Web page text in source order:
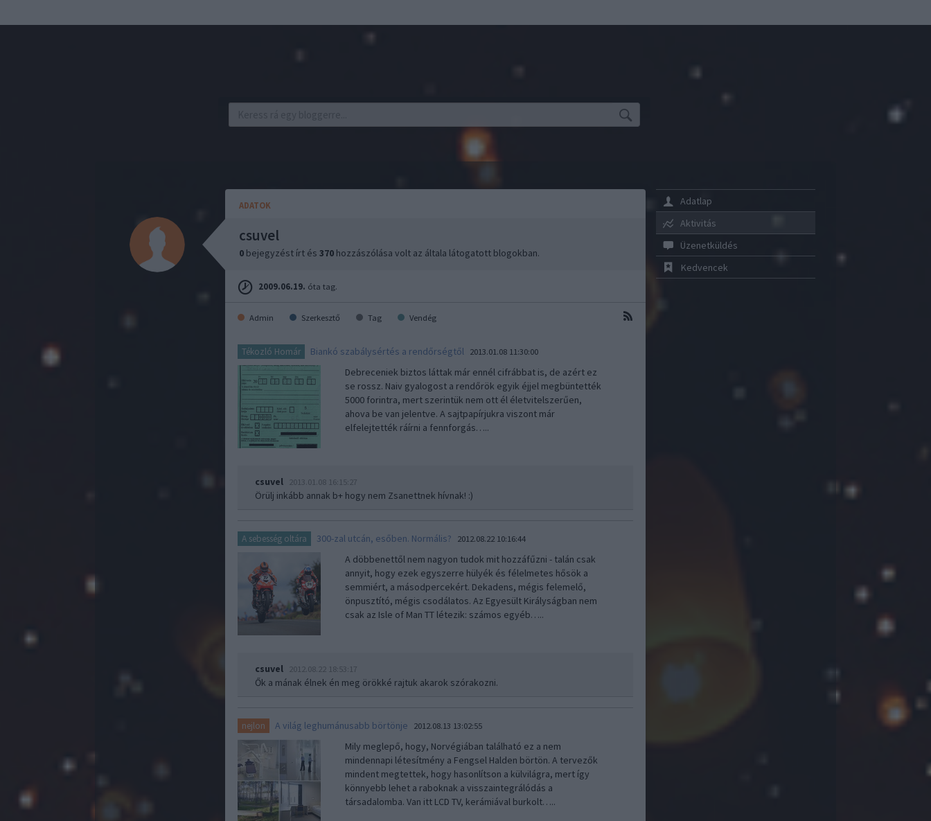
ADATOK
csuvel
0 bejegyzést írt és370 hozzászólása volt az általa látogatott blogokban.
2009.06.19. óta tag.
Admin Szerkesztő Tag Vendég
Tékozló Homár Biankó szabálysértés a rendőrségtől 2013.01.08 11:30:00
Debreceniek biztos láttak már ennél cifrábbat is, de azért ez
se rossz. Naiv gyalogost a rendőrök egyik éjjel megbüntették
5000 forintra, mert szerintük nem ott él életvitelszerűen,
ahova be van jelentve. A sajtpapírjukra viszont már
elfelejtették ráírni a fennforgás…..
csuvel 2013.01.08 16:15:27
Örülj inkább annak b+ hogy nem Zsanettnek hívnak! :)
A sebesség oltára 300-zal utcán, esőben. Normális? 2012.08.22 10:16:44
A döbbenettől nem nagyon tudok mit hozzáfűzni - talán csak
annyit, hogy ezek egyszerre hülyék és félelmetes hősök a
semmiért, a másodpercekért. Dekadens, mégis felemelő,
önpusztító, mégis csodálatos. Az Egyesült Királyságban nem
csak az Isle of Man TT létezik: számos egyéb…..
csuvel 2012.08.22 18:53:17
Ők a mának élnek én meg örökké rajtuk akarok szórakozni.
nejlon A világ leghumánusabb börtönje 2012.08.13 13:02:55
Mily meglepő, hogy, Norvégiában található ez a nem
mindennapi létesítmény a Fengsel Halden börtön. A tervezők
mindent megtettek, hogy hasonlítson a külvilágra, mert így
könnyebb lehet a raboknak a visszaintegrálódás a
társadalomba. Van itt LCD TV, kerámiával burkolt…..
Adatlap
Aktivitás
Üzenetküldés
Kedvencek